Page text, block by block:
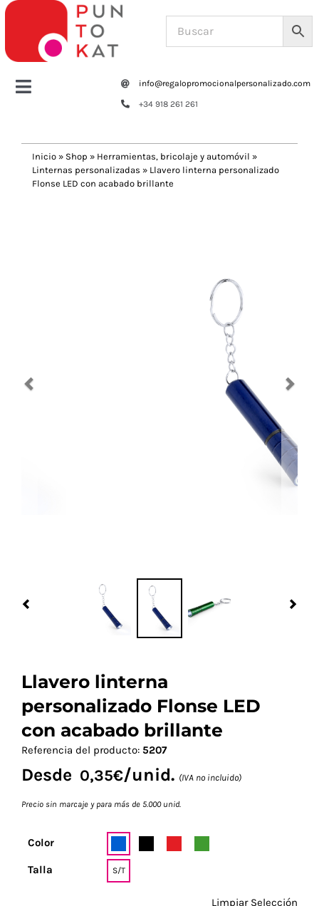
Saltar
contenido
Toggle
Tazas y botellas
info@regalopromocionalpersonalizado.com
+34 918 261 261
Inicio » Shop » Herramientas, bricolaje y automóvil »
Linternas personalizadas » Llavero linterna personalizado
Flonse LED con acabado brillante
Llavero linterna
personalizado Flonse LED
con acabado brillante
Referencia del producto: 5207
Desde 0,35€/unid. (IVA no incluido)
Precio sin marcaje y para más de 5.000 unid.
Color
Talla S/T
Limpiar Selección